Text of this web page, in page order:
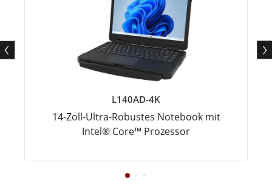
L140AD-4K
14-Zoll-Ultra-Robustes Notebook mit
Intel® Core™ Prozessor